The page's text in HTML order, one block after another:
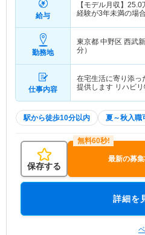
給与
【モデル月収】 25.0
経験が3年未満の場合
勤務地
東京都 中野区 西武
分）
仕事内容
在宅生活に寄り添っ
提供します リハビ
駅から徒歩10分以内 夏～秋入職
保存する
最新の募
詳細を